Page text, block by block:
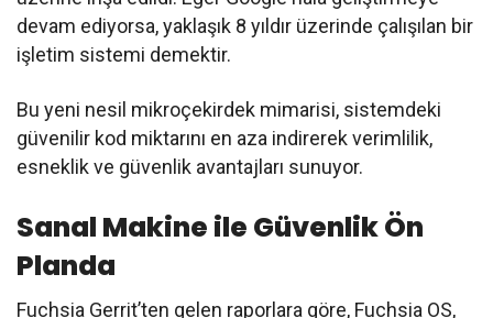
devam ediyorsa, yaklaşık 8 yıldır üzerinde çalışılan bir
işletim sistemi demektir.
Bu yeni nesil mikroçekirdek mimarisi, sistemdeki
güvenilir kod miktarını en aza indirerek verimlilik,
esneklik ve güvenlik avantajları sunuyor.
Sanal Makine ile Güvenlik Ön
Planda
Fuchsia Gerrit’ten gelen raporlara göre, Fuchsia OS,